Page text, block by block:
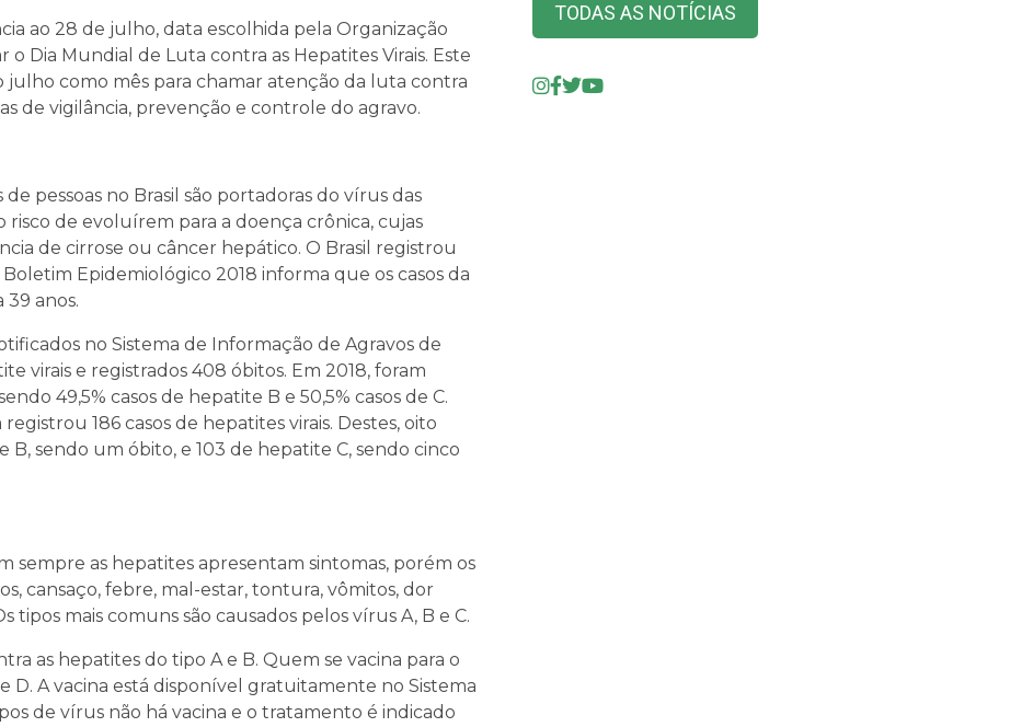
ao 28 de julho, data escolhida pela Organização
Dia Mundial de Luta contra as Hepatites Virais. Este
julho como mês para chamar atenção da luta contra
de vigilância, prevenção e controle do agravo.
pessoas no Brasil são portadoras do vírus das
risco de evoluírem para a doença crônica, cujas
de cirrose ou câncer hepático. O Brasil registrou
Boletim Epidemiológico 2018 informa que os casos da
anos.
no Sistema de Informação de Agravos de
virais e registrados 408 óbitos. Em 2018, foram
49,5% casos de hepatite B e 50,5% casos de C.
186 casos de hepatites virais. Destes, oito
sendo um óbito, e 103 de hepatite C, sendo cinco
sempre as hepatites apresentam sintomas, porém os
cansaço, febre, mal-estar, tontura, vômitos, dor
tipos mais comuns são causados pelos vírus A, B e C.
as hepatites do tipo A e B. Quem se vacina para o
A vacina está disponível gratuitamente no Sistema
de vírus não há vacina e o tratamento é indicado
TODAS AS NOTÍCIAS